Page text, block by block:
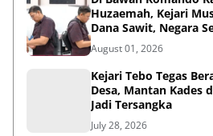
Huzaemah, Kejari
Dana Sawit, Negara
Miliar
August 01, 2026
Kejari Tebo Tegas
Desa, Mantan Kades
Jadi Tersangka
July 28, 2026